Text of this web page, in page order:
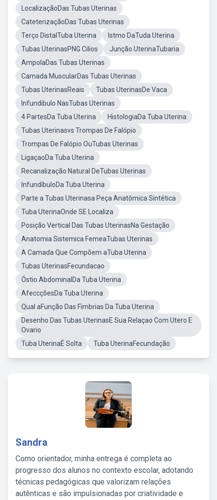
LocalizaçãoDas Tubas Uterinas
CateterizaçãoDas Tubas Uterinas
Terço DistalTuba Uterina
Istmo DaTuda Uterina
Tubas UterinasPNG Cilios
Junção UterinaTubaria
AmpolaDas Tubas Uterinas
Camada MuscularDas Tubas Uterinas
Tubas UterinasReais
Tubas UterinasDe Vaca
Infundibulo NasTubas Uterinas
4 PartesDa Tuba Uterina
HistologiaDa Tuba Uterina
Tubas Uterinasvs Trompas De Falópio
Trompas De Falópio OuTubas Uterinas
LigaçaoDa Tuba Uterina
Recanalização Natural DeTubas Uterinas
InfundíbuloDa Tuba Uterina
Parte a Tubas Uterinasa Peça Anatômica Sintética
Tuba UterinaOnde SE Localiza
Posição Vertical Das Tubas UterinasNa Gestação
Anatomia Sistemica FemeaTubas Uterinas
A Camada Que Compõem aTuba Uterina
Tubas UterinasFecundacao
Óstio AbdominalDa Tuba Uterina
AfeccçõesDa Tuba Uterina
Qual aFunção Das Fimbrias Da Tuba Uterina
Desenho Das Tubas UterinasE Sua Relaçao Com Utero E
Ovario
Tuba UterinaÉ Solta
Tuba UterinaFecundação
Sandra
Como orientador, minha entrega é completa ao
progresso dos alunos no contexto escolar, adotando
técnicas pedagógicas que valorizam relações
autênticas e são impulsionadas por criatividade e